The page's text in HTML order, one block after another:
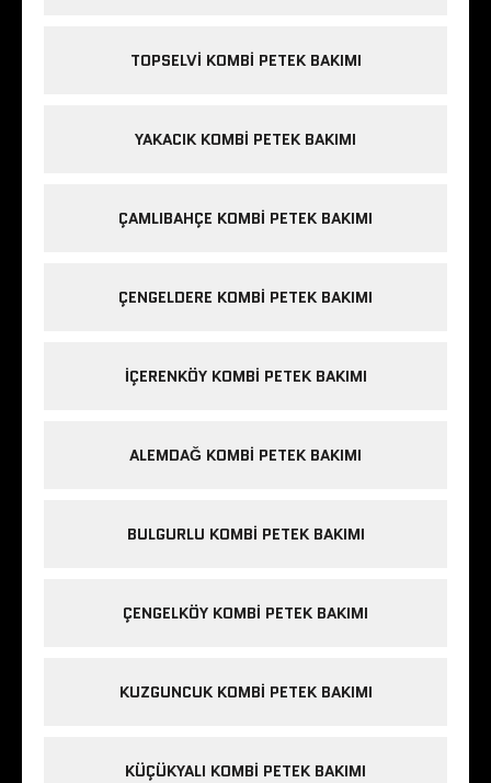
TOPSELVI KOMBI PETEK BAKIMI
YAKACIK KOMBI PETEK BAKIMI
ÇAMLIBAHÇE KOMBI PETEK BAKIMI
ÇENGELDERE KOMBI PETEK BAKIMI
IÇERENKÖY KOMBI PETEK BAKIMI
ALEMDAĞ KOMBI PETEK BAKIMI
BULGURLU KOMBI PETEK BAKIMI
ÇENGELKÖY KOMBI PETEK BAKIMI
KUZGUNCUK KOMBI PETEK BAKIMI
KÜÇÜKYALI KOMBI PETEK BAKIMI